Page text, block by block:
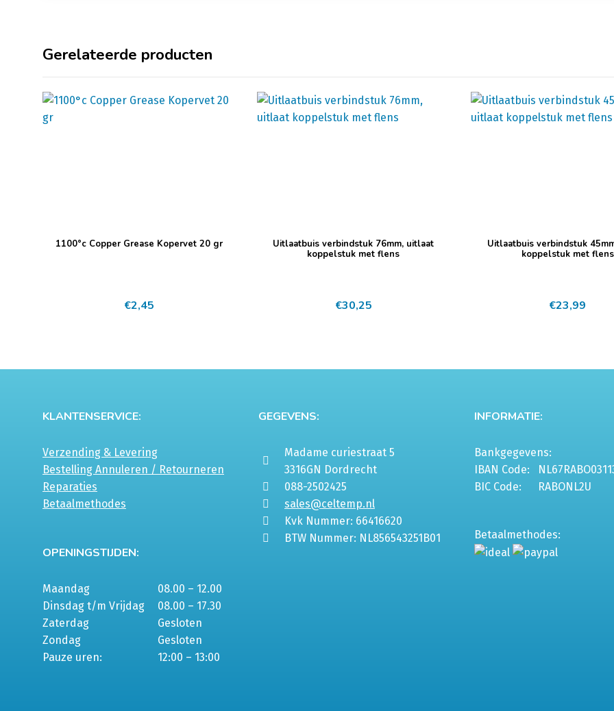
Gerelateerde producten
1100°c Copper Grease Kopervet 20 gr
€2,45
Uitlaatbuis verbindstuk 76mm, uitlaat
koppelstuk met flens
€30,25
Uitlaatbuis verbindstuk
koppelstuk met flens
€23,99
KLANTENSERVICE:
Verzending & Levering
Bestelling Annuleren / Retourneren
Reparaties
Betaalmethodes
OPENINGSTIJDEN:
Maandag
08.00 – 12.00
Dinsdag t/m Vrijdag
08.00 – 17.30
Zaterdag
Gesloten
Zondag
Gesloten
Pauze uren:
12:00 – 13:00
GEGEVENS:
Madame curiestraat 5
3316GN Dordrecht
088-2502425
sales@celtemp.nl
Kvk Nummer: 66416620
BTW Nummer: NL856543251B01
INFORMATIE:
Bankgegevens:
IBAN Code:
BIC Code:
RABONL2U
Betaalmethodes: